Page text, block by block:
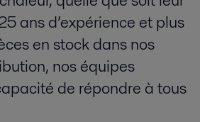
ans d’expérience et plus
en stock dans nos
nos équipes
de répondre à tous